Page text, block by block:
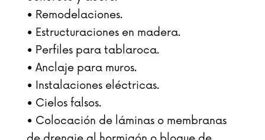
• Remodelaciones.
• Estructuraciones en madera.
• Perfiles para tablaroca.
• Anclaje para muros.
• Instalaciones eléctricas.
• Cielos falsos.
• Colocación de láminas o membranas